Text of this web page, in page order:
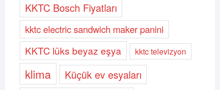
KKTC Bosch Fiyatları
kktc electric sandwich maker panini
KKTC lüks beyaz eşya kktc televizyon
klima Küçük ev esyaları